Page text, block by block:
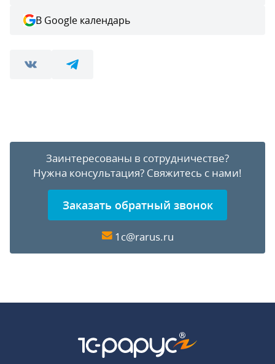
В Google календарь
Заинтересованы в сотрудничестве?
Нужна консультация? Свяжитесь с нами!
Заказать обратный звонок
1c@rarus.ru